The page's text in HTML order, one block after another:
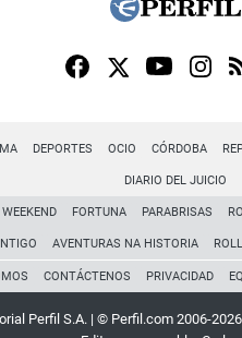
DEPORTES OCIO CÓRDOBA
DIARIO DEL JUICIO
WEEKEND FORTUNA PARABRISAS
AVENTURAS NA HISTORIA
CONTÁCTENOS PRIVACIDAD
Perfil S.A. | © Perfil.com 2006-